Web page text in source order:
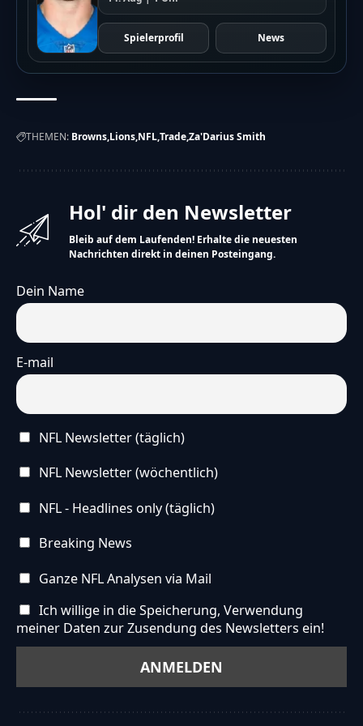
Die Lions und Browns sprechen miteinander.
Sie müssen sich einigen, ob Smith wechselt.
Viele Fans sind gespannt, was passieren wird.
Hinweis
Wir freuen uns überdein Feedback.
Spielerprofil News
THEMEN: Browns Lions NFLTradeZa'Darius Smith
Hol' dir den Newsletter
Bleib auf dem Laufenden! Erhalte die neuesten
Nachrichten direkt in deinen Posteingang.
Dein Name
E-mail
NFL Newsletter (täglich)
NFL Newsletter (wöchentlich)
NFL - Headlines only (täglich)
Breaking News
Ganze NFL Analysen via Mail
Ich willige in die Speicherung, Verwendung
meiner Daten zur Zusendung des Newsletters ein!